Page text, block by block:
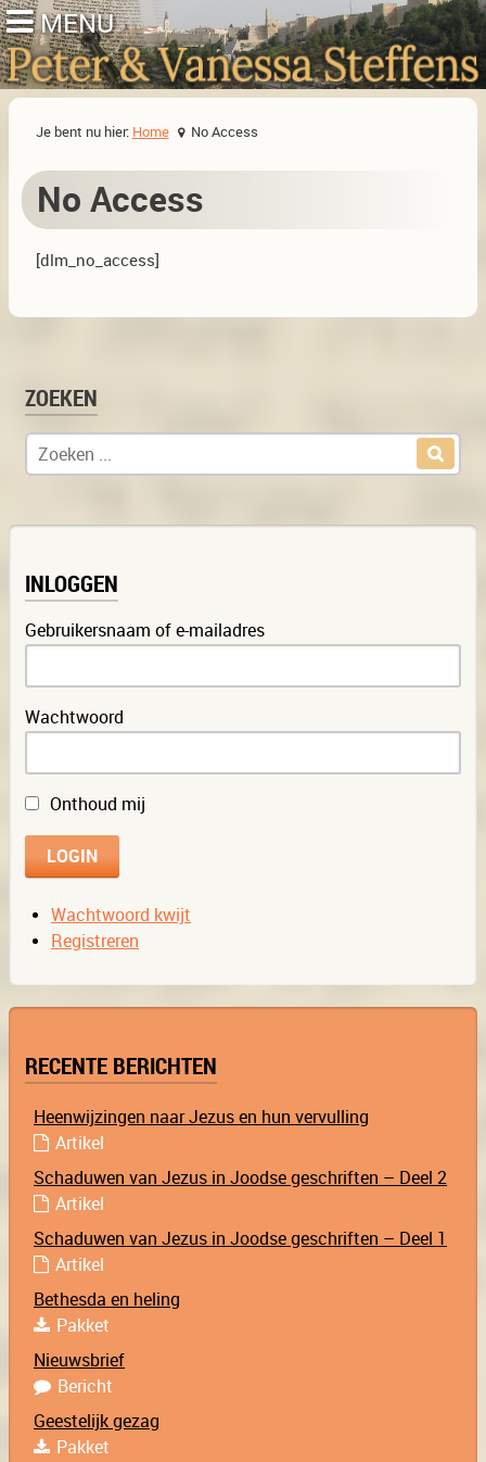
Je bent nu hier: Home No Access
No Access
[dlm_no_access]
ZOEKEN
Zoek naar:
INLOGGEN
Gebruikersnaam of e-mailadres
Wachtwoord
Onthoud mij
Wachtwoord kwijt
Registreren
RECENTE BERICHTEN
Heenwijzingen naar Jezus en hun vervulling
Artikel
Schaduwen van Jezus in Joodse geschriften – Deel 2
Artikel
Schaduwen van Jezus in Joodse geschriften – Deel 1
Artikel
Bethesda en heling
Pakket
Nieuwsbrief
Bericht
Geestelijk gezag
Pakket